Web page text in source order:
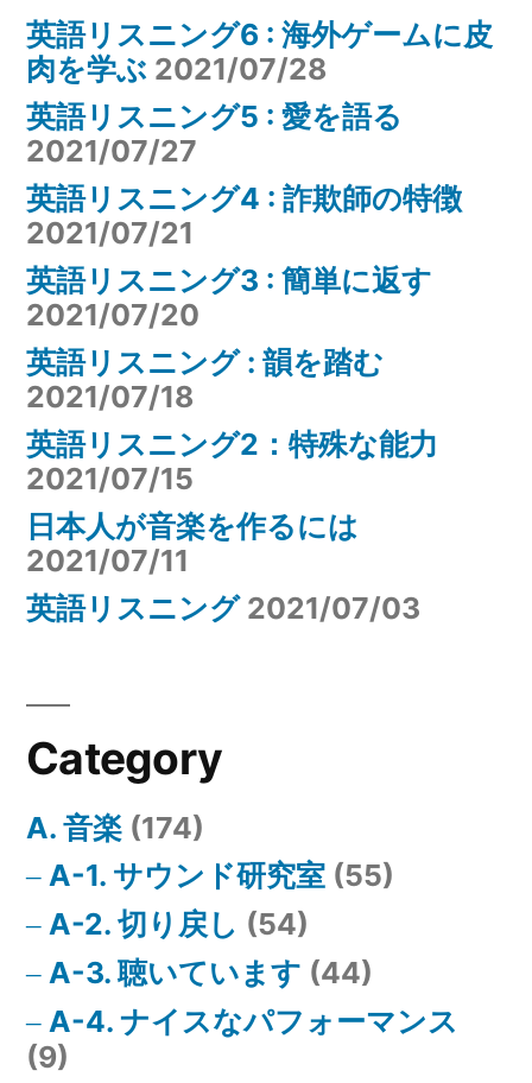
英語リスニング6 : 海外ゲームに皮
肉を学ぶ 2021/07/28
英語リスニング5 : 愛を語る
2021/07/27
英語リスニング4 : 詐欺師の特徴
2021/07/21
英語リスニング3 : 簡単に返す
2021/07/20
英語リスニング : 韻を踏む
2021/07/18
英語リスニング2：特殊な能力
2021/07/15
日本人が音楽を作るには
2021/07/11
英語リスニング 2021/07/03
Category
A. 音楽 (174)
A-1. サウンド研究室 (55)
A-2. 切り戻し (54)
A-3. 聴いています (44)
A-4. ナイスなパフォーマンス
(9)